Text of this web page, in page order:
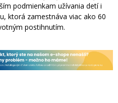
podmienkam užívania detí i
ktorá zamestnáva viac ako 60
postihnutím.